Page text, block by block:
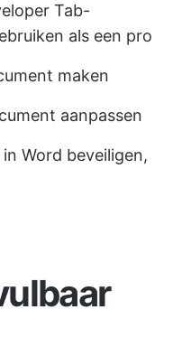
Tab-
als een pro
maken
aanpassen
Word beveiligen,